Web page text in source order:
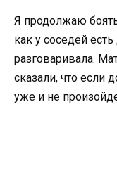
Я продолжаю
как у соседей
разговаривала.
сказали, что если
уже и не